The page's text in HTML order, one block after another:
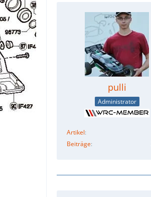
pulli
Administrator
Artikel
Beiträge